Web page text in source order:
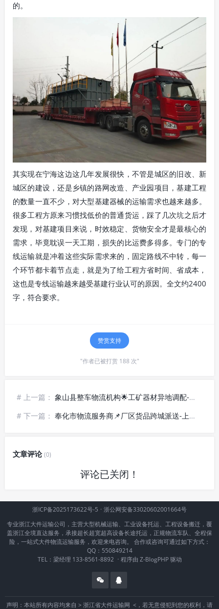
的。
其实现在宁海这边这几年发展很快，不管是城区的旧改、新
城区的建设，还是乡镇的路网改造、产业园项目，基建工程
的数量一直不少，对大型基建器械的运输需求也越来越多。
很多工程方原来习惯找低价的普通货运，踩了几次坑之后才
发现，对基建项目来说，时效稳定、货物安全才是最核心的
需求，毕竟耽误一天工期，损失的比运费多得多。专门的专
线运输就是冲着这些实际需求来的，固定路线不中转，每一
个环节都卡着节点走，就是为了给工程方省时间、省成本，
这也是专线运输越来越受基建行业认可的原因。全文约2400
字，符合要求。
赞赏支持
"作者已被打赏 188 次"
# 上一篇： 象山县整车物流机构🌟工矿器材异地调配-合规出行
# 下一篇： 奉化市物流服务商📌厂区货品跨城派送-上门收货
文章评论(0)
评论已关闭！
浙ICP备2025173622号-5 · 浙公网安备33020602001664号
专业浙江大件运输公司，主营大型机械运输、工业设备托运、工程设备搬迁，覆
盖浙江全境直达服务，承接超长超宽超高设备长途托运，正规物流车队、全程保
险，一站式大件物流运输服务，欢迎来电咨询。 合作或咨询可通过如下方式：
QQ：550849214
TEL：梁经理 133-8561-8892 · 程序由 Z-BlogPHP驱动
声明：本站所有内容均来自 > 浙江省大件运输网 <，若无意侵犯到您的权利，请